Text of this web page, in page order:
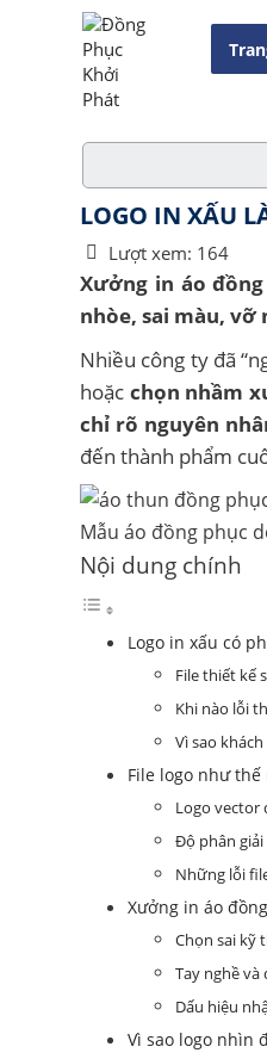
LOGO IN XẤU
Lượt xem: 164
Xưởng in áo
nhòe, sai màu, vỡ
Nhiều công ty đã
hoặc chọn nhầm
chỉ rõ nguyên
đến thành phẩm
Mẫu áo đồng phục
Nội dung chính
Logo in xấu có
File thiết kế
Khi nào lỗi
Vì sao
File logo như
Logo vector
Độ phân
Những lỗi
Xưởng in áo
Chọn sai kỹ
Tay nghề
Dấu hiệu
Vì sao logo nhìn